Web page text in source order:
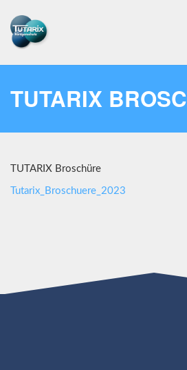
TUTARIX
TUTARIX Broschüre
Tutarix_Broschuere_2023